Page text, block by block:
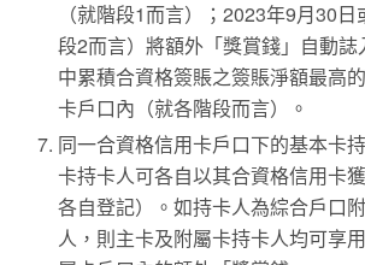
（就階段1而言）；2023年9月30
段2而言）將額外「獎賞錢」自動
中累積合資格簽賬之簽賬淨額最高
卡戶口內（就各階段而言）。
同一合資格信用卡戶口下的基本卡
卡持卡人可各自以其合資格信用卡
各自登記）。如持卡人為綜合戶口
人，則主卡及附屬卡持卡人均可享